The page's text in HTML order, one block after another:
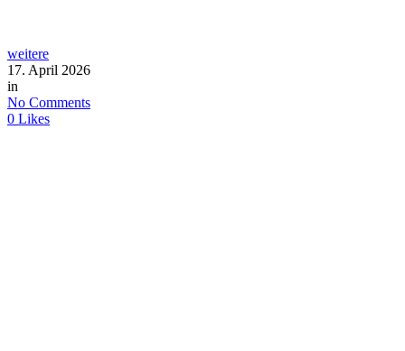
weitere
17. April 2026
in
No Comments
0 Likes